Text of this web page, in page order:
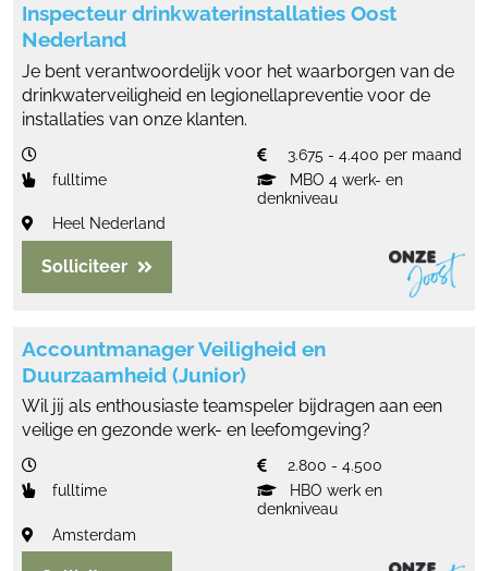
Inspecteur drinkwaterinstallaties Oost
Nederland
Je bent verantwoordelijk voor het waarborgen van de
drinkwaterveiligheid en legionellapreventie voor de
installaties van onze klanten.
3.675 - 4.400 per maand
fulltime
MBO 4 werk- en
denkniveau
Heel Nederland
Solliciteer
Accountmanager Veiligheid en
Duurzaamheid (Junior)
Wil jij als enthousiaste teamspeler bijdragen aan een
veilige en gezonde werk- en leefomgeving?
2.800 - 4.500
fulltime
HBO werk en
denkniveau
Amsterdam